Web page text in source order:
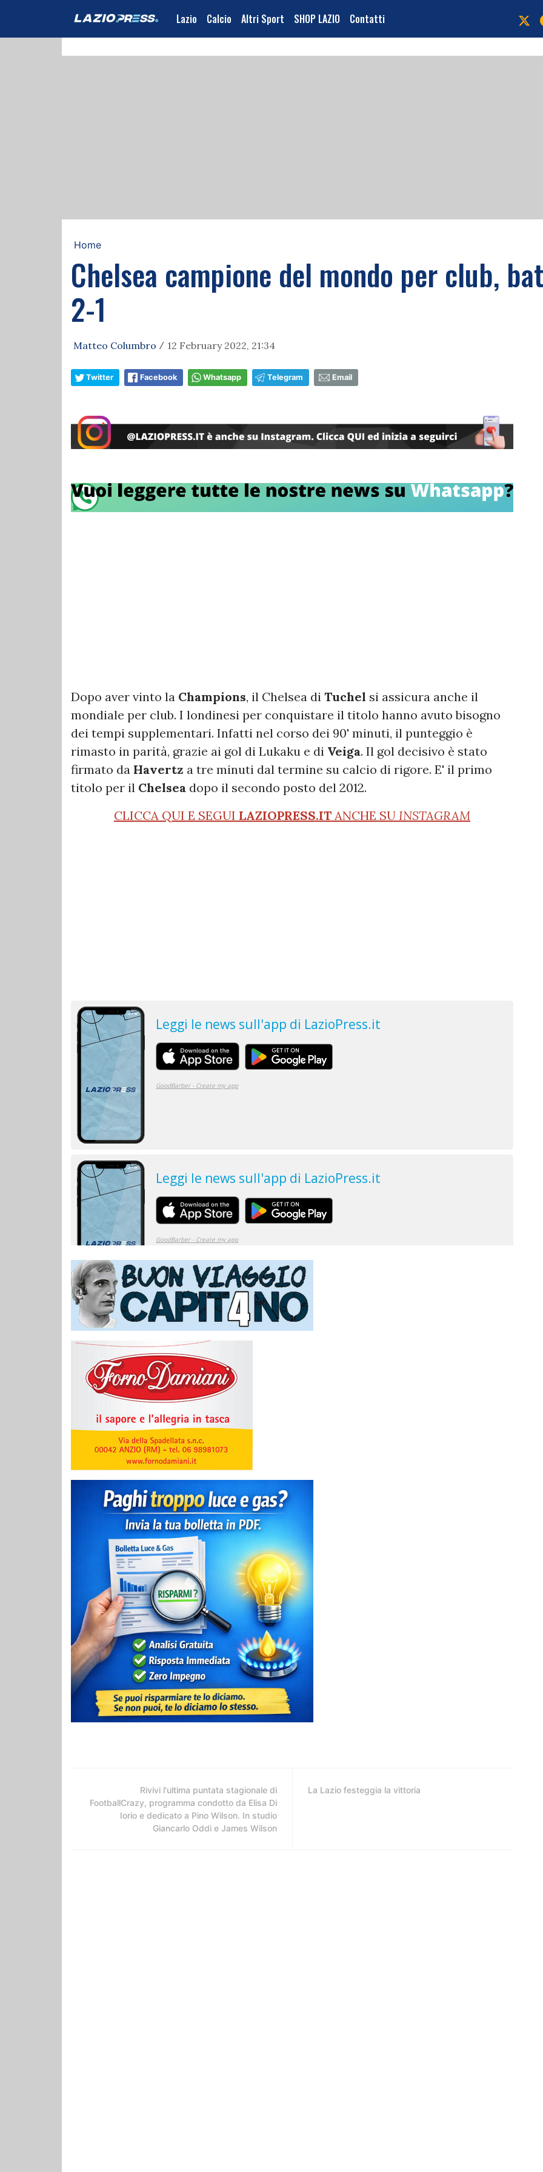
Lazio Calcio Altri Sport SHOP LAZIO Contatti
Home
Chelsea campione del mondo per club,
2-1
Matteo Columbro / 12 February 2022, 21:34
Twitter Facebook Whatsapp Telegram Email
Dopo aver vinto la Champions, il Chelsea di Tuchel si assicura anche il
mondiale per club. I londinesi per conquistare il titolo hanno avuto bisogno
dei tempi supplementari. Infatti nel corso dei 90' minuti, il punteggio è
rimasto in parità, grazie ai gol di Lukaku e di Veiga. Il gol decisivo è stato
firmato da Havertz a tre minuti dal termine su calcio di rigore. E' il primo
titolo per il Chelsea dopo il secondo posto del 2012.
CLICCA QUI E SEGUI LAZIOPRESS.IT ANCHE SU INSTAGRAM
Rivivi l'ultima puntata stagionale di
FootballCrazy, programma condotto da Elisa Di
Iorio e dedicato a Pino Wilson. In studio
Giancarlo Oddi e James Wilson
La Lazio festeggia la vittoria